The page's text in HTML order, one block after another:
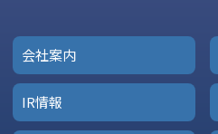
会社案内
IR情報